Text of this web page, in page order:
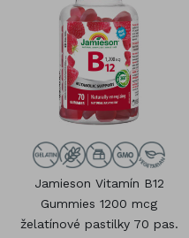
Jamieson Vitamín B12
Gummies 1200 mcg
želatínové pastilky 70 pas.